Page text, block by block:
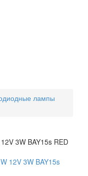
лампы
3W BAY15s RED